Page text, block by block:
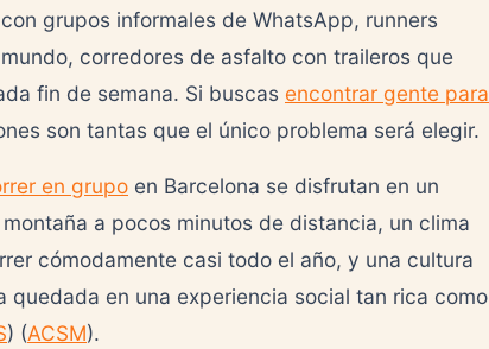
grupos informales de WhatsApp, runners
corredores de asfalto con traileros que
fin de semana. Si buscas encontrar gente para
son tantas que el único problema será elegir.
en grupo en Barcelona se disfrutan en un
a pocos minutos de distancia, un clima
cómodamente casi todo el año, y una cultura
en una experiencia social tan rica como
) (ACSM).